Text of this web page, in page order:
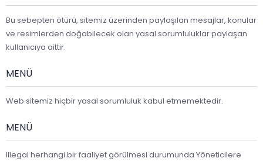
Bu sebepten ötürü, sitemiz üzerinden paylaşılan mesajlar, konular
ve resimlerden doğabilecek olan yasal sorumluluklar paylaşan
kullanıcıya aittir.
MENÜ
Web sitemiz hiçbir yasal sorumluluk kabul etmemektedir.
MENÜ
Illegal herhangi bir faaliyet görülmesi durumunda Yöneticilere